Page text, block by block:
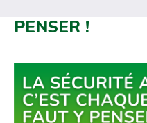
PENSER !